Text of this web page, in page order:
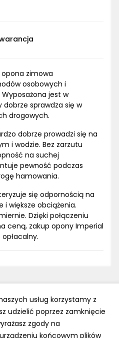
zimowa
osobowych i
jest w
sprawdza się w
drogowych.
dobrze prowadzi się na
i wodzie. Bez zarzutu
na suchej
pewność podczas
hamowania.
się odpornością na
i większe obciążenia.
Dzięki połączeniu
ceną, zakup opony Imperial
usług korzystamy z
udzielić poprzez zamknięcie
zgody na
końcowym plików